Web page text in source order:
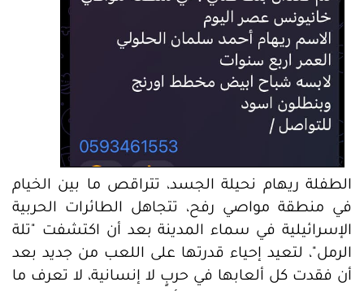
الطفلة ريهام نحيلة الجسد، تتراقص ما بين الخيام
في منطقة مواصي رفح، تتجاهل الطائرات الحربية
الإسرائيلية في سماء المدينة بعد أن اكتشفت "تلة
الرمل"، لتعيد إحياء قدرتها على اللعب من جديد بعد
أن فقدت كل ألعابها في حربٍ لا إنسانية، لا تعرف ما